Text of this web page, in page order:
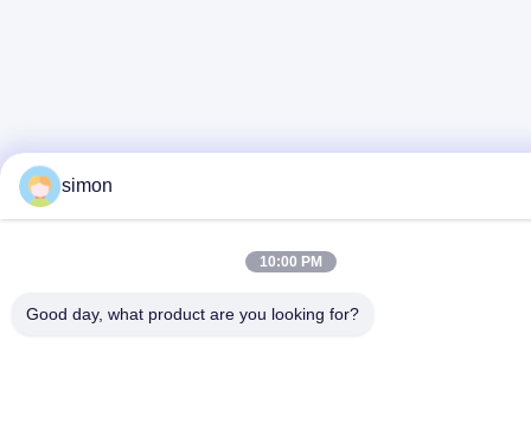
simon
10:00 PM
Good day, what product are you looking for?